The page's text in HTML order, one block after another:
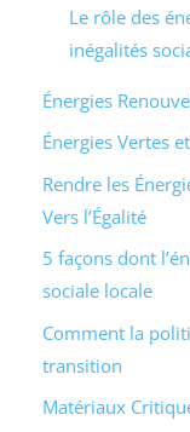
Le rôle des
inégalités
Énergies
Énergies Vertes
Rendre les
Vers l’Égalité
5 façons dont
sociale locale
Comment la
transition
Matériaux